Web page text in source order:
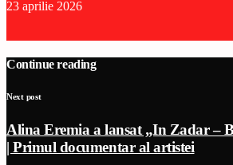
23 aprilie 2026
Continue reading
Next post
Alina Eremia a lansat „In Zadar –
| Primul documentar al artistei